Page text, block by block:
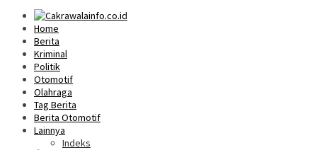
Home
Berita
Kriminal
Politik
Otomotif
Olahraga
Tag Berita
Berita Otomotif
Lainnya
Indeks